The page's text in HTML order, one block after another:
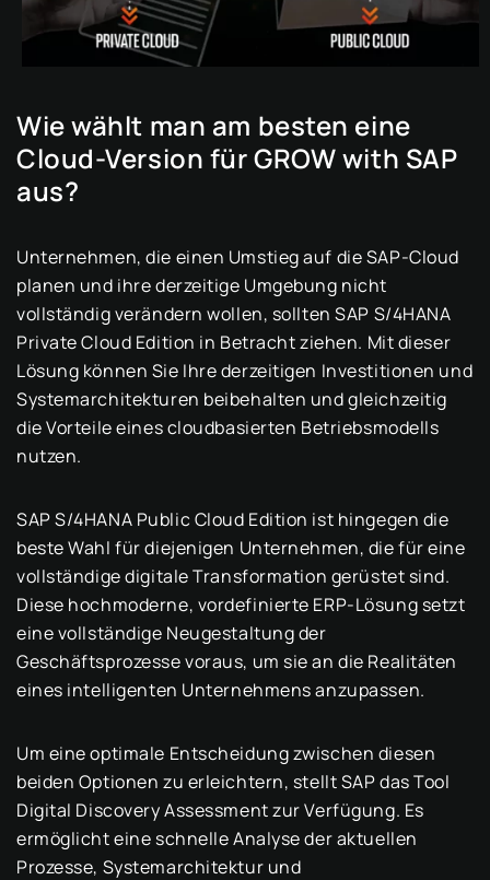
Wie wählt man am besten eine
Cloud-Version für GROW with SAP
aus?
Unternehmen, die einen Umstieg auf die SAP-Cloud
planen und ihre derzeitige Umgebung nicht
vollständig verändern wollen, sollten SAP S/4HANA
Private Cloud Edition in Betracht ziehen. Mit dieser
Lösung können Sie Ihre derzeitigen Investitionen und
Systemarchitekturen beibehalten und gleichzeitig
die Vorteile eines cloudbasierten Betriebsmodells
nutzen.
SAP S/4HANA Public Cloud Edition ist hingegen die
beste Wahl für diejenigen Unternehmen, die für eine
vollständige digitale Transformation gerüstet sind.
Diese hochmoderne, vordefinierte ERP-Lösung setzt
eine vollständige Neugestaltung der
Geschäftsprozesse voraus, um sie an die Realitäten
eines intelligenten Unternehmens anzupassen.
Um eine optimale Entscheidung zwischen diesen
beiden Optionen zu erleichtern, stellt SAP das Tool
Digital Discovery Assessment zur Verfügung. Es
ermöglicht eine schnelle Analyse der aktuellen
Prozesse, Systemarchitektur und